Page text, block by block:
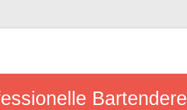
Bartendere